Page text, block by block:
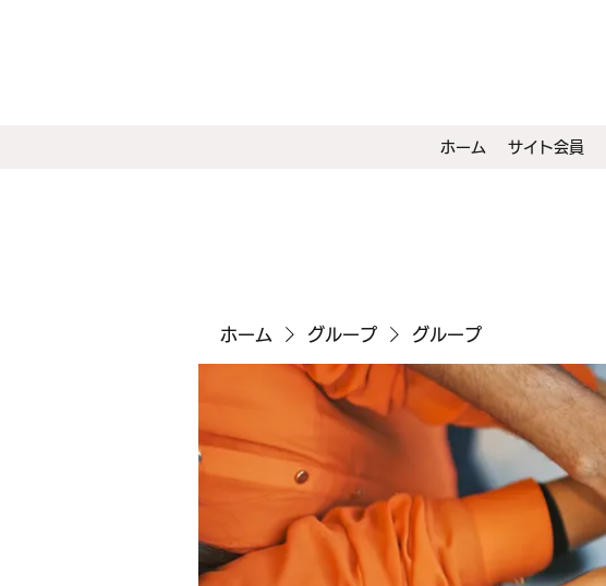
ホーム サイト会員
ホーム グループ グループ